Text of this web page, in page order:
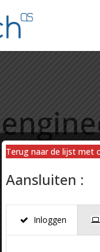
Terug naar de lijst met
Aansluiten :
Inloggen